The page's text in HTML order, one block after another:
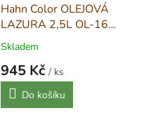
Hahn Color OLEJOVÁ
LAZURA 2,5L OL-16
Grafitově šedá -
Graphitgrau
Skladem
945 Kč / ks
Měrná
cena: Do košíku